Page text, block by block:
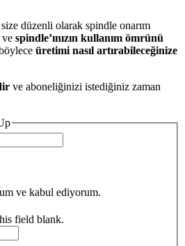
size düzenli olarak spindle onarım
ve spindle’ınızın kullanım ömrünü
üretimi nasıl artırabileceğinize
ve aboneliğinizi istediğiniz zaman
ve kabul ediyorum.
field blank.